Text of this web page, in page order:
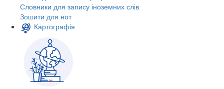
Словники для запису іноземних слів
Зошити для нот
Картографія